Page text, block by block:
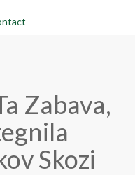
Zabava,
Skozi